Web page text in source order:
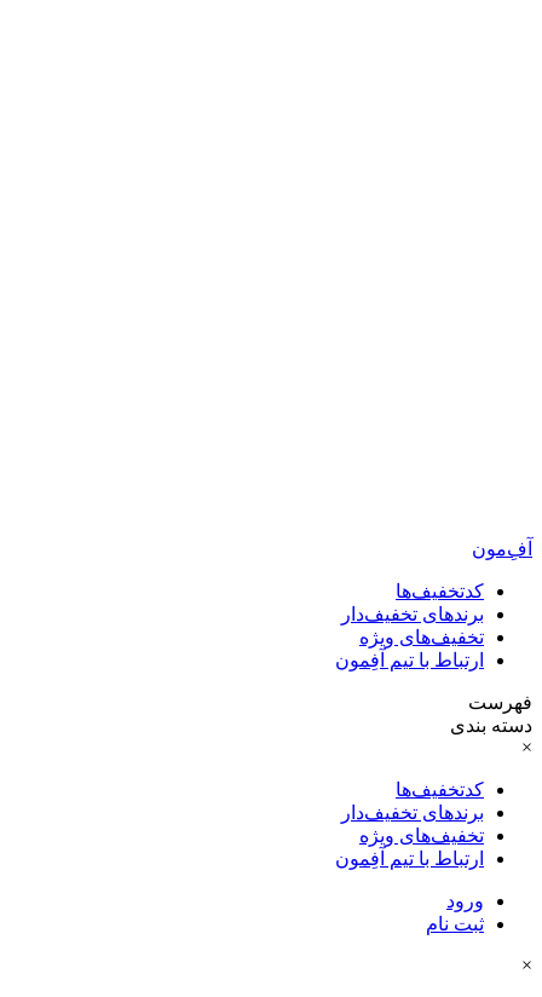
آفِ‌مون
کدتخفیف‌ها
برندهای تخفیف‌دار
تخفیف‌های ویژه
ارتباط با تیم آفِمون
فهرست
دسته بندی
×
کدتخفیف‌ها
برندهای تخفیف‌دار
تخفیف‌های ویژه
ارتباط با تیم آفِمون
ورود
ثبت نام
×